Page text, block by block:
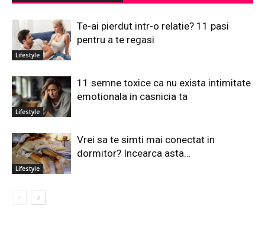
Lifestyle
Te-ai pierdut intr-o relatie? 11 pasi
pentru a te regasi
Lifestyle
11 semne toxice ca nu exista intimitate
emotionala in casnicia ta
Lifestyle
Vrei sa te simti mai conectat in
dormitor? Incearca asta…